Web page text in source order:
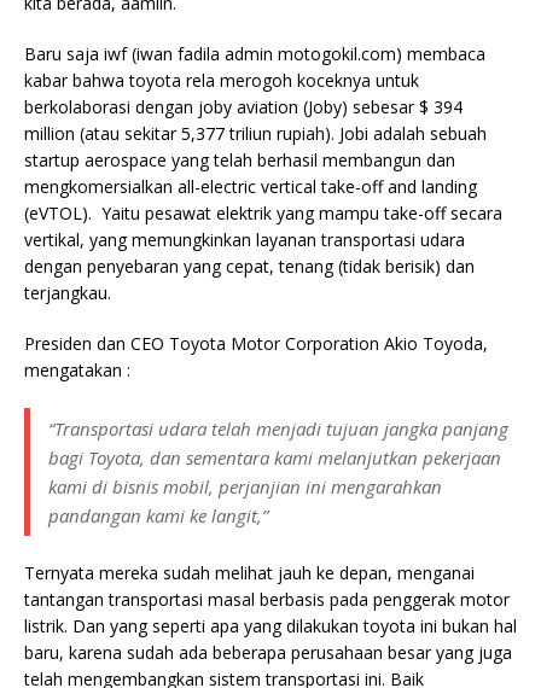
Baru saja iwf (iwan fadila admin motogokil.com) membaca
kabar bahwa toyota rela merogoh koceknya untuk
berkolaborasi dengan joby aviation (Joby) sebesar $ 394
million (atau sekitar 5,377 triliun rupiah). Jobi adalah sebuah
startup aerospace yang telah berhasil membangun dan
mengkomersialkan all-electric vertical take-off and landing
(eVTOL). Yaitu pesawat elektrik yang mampu take-off secara
vertikal, yang memungkinkan layanan transportasi udara
dengan penyebaran yang cepat, tenang (tidak berisik) dan
terjangkau.
Presiden dan CEO Toyota Motor Corporation Akio Toyoda,
mengatakan :
“Transportasi udara telah menjadi tujuan jangka panjang
bagi Toyota, dan sementara kami melanjutkan pekerjaan
kami di bisnis mobil, perjanjian ini mengarahkan
pandangan kami ke langit,”
Ternyata mereka sudah melihat jauh ke depan, menganai
tantangan transportasi masal berbasis pada penggerak motor
listrik. Dan yang seperti apa yang dilakukan toyota ini bukan hal
baru, karena sudah ada beberapa perusahaan besar yang juga
telah mengembangkan sistem transportasi ini. Baik